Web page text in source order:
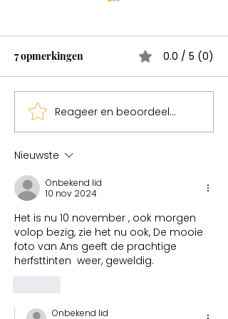
Test
7 opmerkingen 0.0 / 5 (0)
Reageer en beoordeel...
Nieuwste
Onbekend lid
10 nov 2024
Het is nu 10 november , ook morgen
volop bezig, zie het nu ook, De mooie
foto van Ans geeft de prachtige
herfsttinten  weer, geweldig.
Onbekend lid